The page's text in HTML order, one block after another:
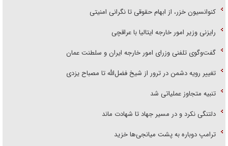
کنوانسیون خزر، از ابهام حقوقی تا نگرانی امنیتی
رایزنی وزیر امور خارجه ایتالیا با عراقچی
گفت‌وگوی تلفنی وزرای امور خارجه ایران و سلطنت عمان
تغییر رویه دشمن در ترور از شیخ فضل‌الله تا مصباح یزدی
تنبیه متجاوز عملیاتی شد
دلتنگی نکرد و در مسیر جهاد تا شهادت ماند
ترامپ دوباره به پشت میانجی‌ها خزید